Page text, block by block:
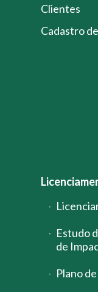
Clientes
Cadastro
Estudo
de
Plano